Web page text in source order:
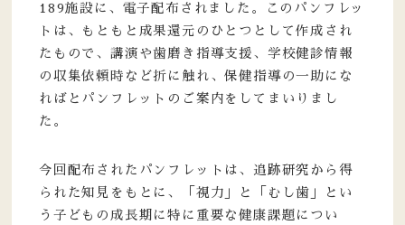
189施設に、電子配布されました。このパンフレッ
トは、もともと成果還元のひとつとして作成され
たもので、講演や歯磨き指導支援、学校健診情報
の収集依頼時など折に触れ、保健指導の一助にな
ればとパンフレットのご案内をしてまいりまし
た。
今回配布されたパンフレットは、追跡研究から得
られた知見をもとに、「視力」と「むし歯」とい
う子どもの成長期に特に重要な健康課題につい